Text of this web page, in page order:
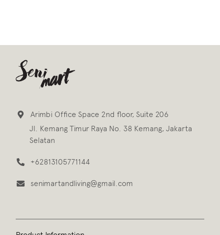
Arimbi Office Space 2nd floor, Suite 206
Jl. Kemang Timur Raya No. 38 Kemang, Jakarta
Selatan
+62813105771144
senimartandliving@gmail.com